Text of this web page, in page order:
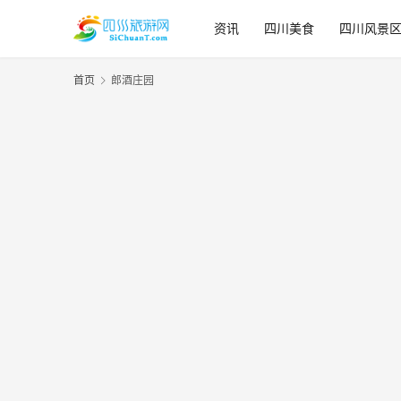
资讯 四川美食 四川风景区
首页 郎酒庄园